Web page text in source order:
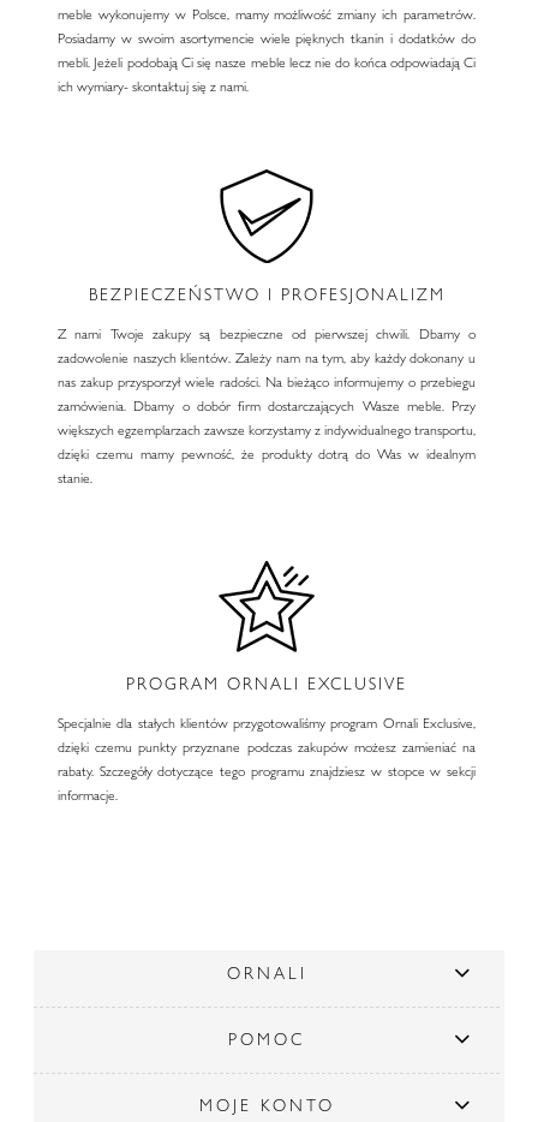
meble wykonujemy w Polsce, mamy możliwość zmiany ich parametrów.
Posiadamy w swoim asortymencie wiele pięknych tkanin i dodatków do
mebli. Jeżeli podobają Ci się nasze meble lecz nie do końca odpowiadają Ci
ich wymiary- skontaktuj się z nami.
BEZPIECZEŃSTWO I PROFESJONALIZM
Z nami Twoje zakupy są bezpieczne od pierwszej chwili. Dbamy o
zadowolenie naszych klientów. Zależy nam na tym, aby każdy dokonany u
nas zakup przysporzył wiele radości. Na bieżąco informujemy o przebiegu
zamówienia. Dbamy o dobór firm dostarczających Wasze meble. Przy
większych egzemplarzach zawsze korzystamy z indywidualnego transportu,
dzięki czemu mamy pewność, że produkty dotrą do Was w idealnym
stanie.
PROGRAM ORNALI EXCLUSIVE
Specjalnie dla stałych klientów przygotowaliśmy program Ornali Exclusive,
dzięki czemu punkty przyznane podczas zakupów możesz zamieniać na
rabaty. Szczegóły dotyczące tego programu znajdziesz w stopce w sekcji
informacje.
ORNALI
POMOC
MOJE KONTO